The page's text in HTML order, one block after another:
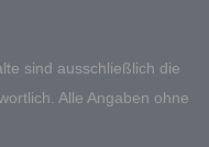
sind ausschließlich die
Alle Angaben ohne